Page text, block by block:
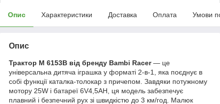
Опис Характеристики Доставка Оплата Умови
Опис
Трактор M 6153B від бренду Bambi Racer— це
універсальна дитяча іграшка у форматі 2-в-1, яка поєднує в
собі функції каталка-толокар з причепом. Завдяки потужному
мотору 25W і батареї 6V4,5AH, ця модель забезпечує
плавний і безпечний рух зі швидкістю до 3 км/год. Малюк